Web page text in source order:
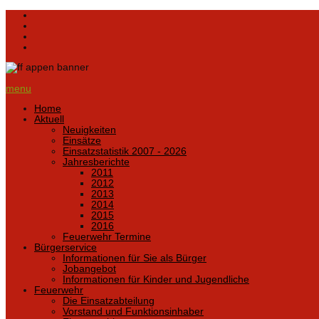
menu
Home
Aktuell
Neuigkeiten
Einsätze
Einsatzstatistik 2007 - 2026
Jahresberichte
2011
2012
2013
2014
2015
2016
Feuerwehr Termine
Bürgerservice
Informationen für Sie als Bürger
Jobangebot
Informationen für Kinder und Jugendliche
Feuerwehr
Die Einsatzabteilung
Vorstand und Funktionsinhaber